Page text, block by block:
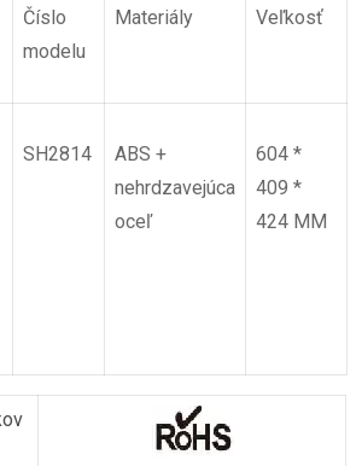
Číslo
modelu
Materiály Veľkosť
SH2814
ABS +
nehrdzavejúca
oceľ
604 *
409 *
424 MM